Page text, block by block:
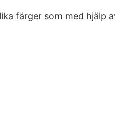
färger som med hjälp